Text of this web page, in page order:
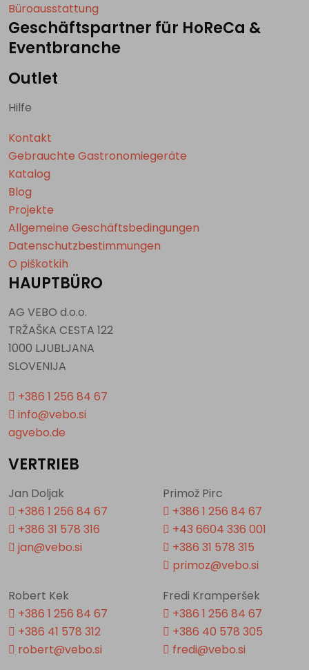
Büroausstattung
Geschäftspartner für HoReCa &
Eventbranche
Outlet
Hilfe
Kontakt
Gebrauchte Gastronomiegeräte
Katalog
Blog
Projekte
Allgemeine Geschäftsbedingungen
Datenschutzbestimmungen
O piškotkih
HAUPTBÜRO
AG VEBO d.o.o.
TRŽAŠKA CESTA 122
1000 LJUBLJANA
SLOVENIJA
+386 1 256 84 67
info@vebo.si
agvebo.de
VERTRIEB
Jan Doljak
+386 1 256 84 67
+386 31 578 316
jan@vebo.si
Primož Pirc
+386 1 256 84 67
+43 6604 336 001
+386 31 578 315
primoz@vebo.si
Robert Kek
+386 1 256 84 67
+386 41 578 312
robert@vebo.si
Fredi Kramperšek
+386 1 256 84 67
+386 40 578 305
fredi@vebo.si